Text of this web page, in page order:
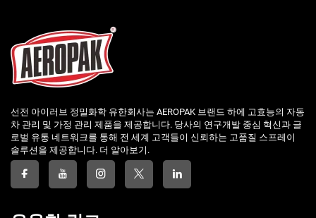
선전 아이러브 정밀화학 유한회사는 AEROPAK 브랜드 하에 고효능의 자동
차 관리 및 가정 관리 제품을 제공합니다. 당사의 연구개발 중심 혁신과 글
로벌 유통 네트워크를 통해 전 세계 고객들이 신뢰하는 고품질 스프레이
솔루션을 제공합니다. 더 알아보기.